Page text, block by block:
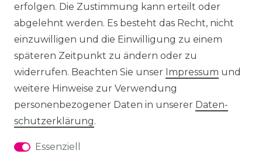
erfolgen. Die Zustimmung kann erteilt oder
abgelehnt werden. Es besteht das Recht, nicht
einzuwilligen und die Einwilligung zu einem
späteren Zeitpunkt zu ändern oder zu
widerrufen. Beachten Sie unser Impressum und
weitere Hinweise zur Verwendung
personenbezogener Daten in unserer Daten­
schutz­erklärung.
Essenziell